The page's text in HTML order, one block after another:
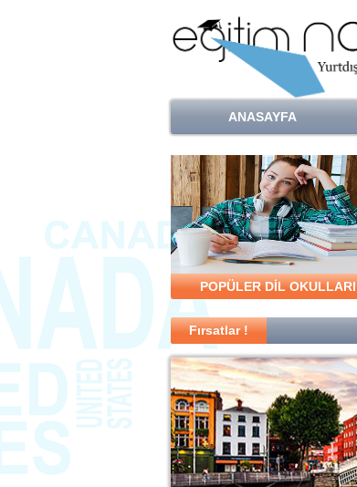
ANASAYFA
POPÜLER DİL OKULLARI
Fırsatlar !